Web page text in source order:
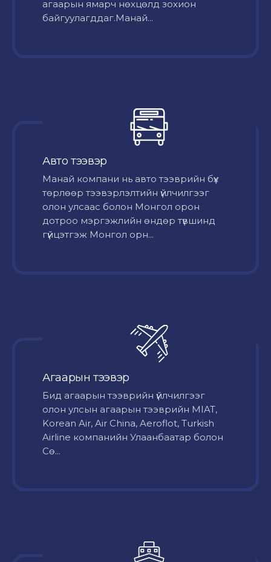
агаарын ямарч нөхцөлд зохион
байгуулагддаг.Манай...
Авто тээвэр
Mанай компани нь авто тээврийн бүх
төрлөөр тээвэрлэлтийн үйлчилгээг
олон улсаас болон Монгол орон
дотроо мэргэжлийн өндөр түвшинд
гүйцэтгэж Монгол орн...
Агаарын тээвэр
Бид агаарын тээврийн үйлчилгээг
олон улсын агаарын тээврийн MIAT,
Korean Air, Air China, Aeroflot, Turkish
Airline компанийн Улаанбаатар болон
Сө...